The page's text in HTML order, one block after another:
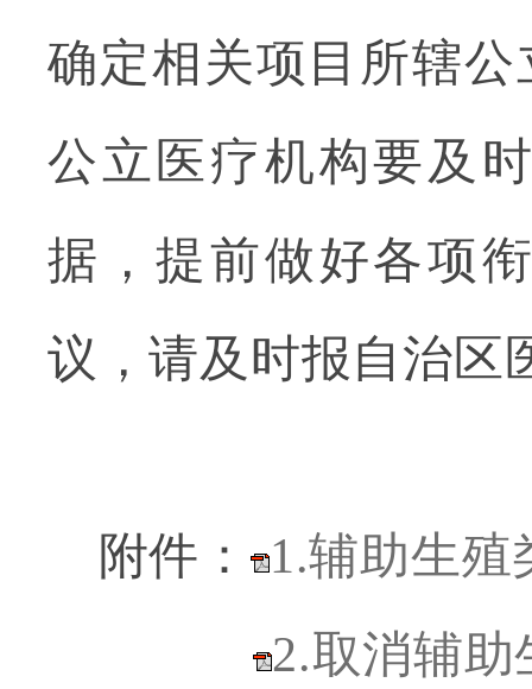
确定相关项目所辖
公立医疗机构要及
据，提前做好各项
议，请及时报自治区
附件：
1.辅助生殖
2.取消辅